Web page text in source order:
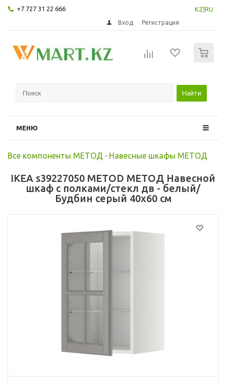
+7 727 31 22 666 KZ RU
Вход Регистрация
Найти
МЕНЮ
Все компоненты МЕТОД - Навесные шкафы МЕТОД
IKEA s39227050 METOD МЕТОД Навесной
шкаф с полками/стекл дв - белый/
Будбин серый 40x60 см